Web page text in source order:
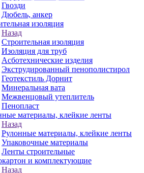
Гвозди
Дюбель, анкер
изоляция
Назад
Строительная изоляция
Изоляция для труб
Асботехнические изделия
Экструдированный пенополистирол
Геотекстиль Дорнит
Минеральная вата
Межвенцовый утеплитель
Пенопласт
материалы, клейкие ленты
Назад
Рулонные материалы, клейкие ленты
Упаковочные материалы
Ленты строительные
и комплектующие
Назад